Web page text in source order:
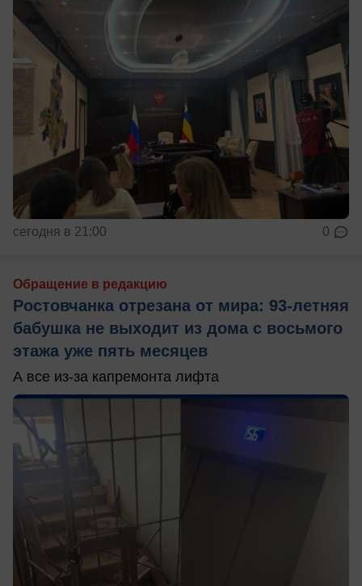
сегодня в 21:00 0
Обращение в редакцию
Ростовчанка отрезана от мира: 93-летняя
бабушка не выходит из дома с восьмого
этажа уже пять месяцев
А все из-за капремонта лифта